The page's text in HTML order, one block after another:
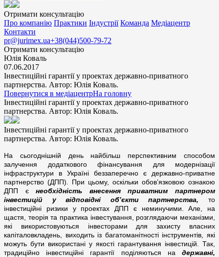
Отримати консультацію
Про компанію Практики Індустрії Команда Медіацентр
Контакти
pr@jurimex.ua+38(044)500-79-72
Отримати консультацію
Юлія Коваль
07.06.2017
Інвестиційні гарантії у проектах державно-приватного
партнерства. Автор: Юлія Коваль.
Повернутися в медіацентрНа головну
Інвестиційні гарантії у проектах державно-приватного
партнерства. Автор: Юлія Коваль.
Інвестиційні гарантії у проектах державно-приватного
партнерства. Автор: Юлія Коваль.
На сьогоднішній день найбільш перспективним способом
залучення додаткового фінансування для модернізації
інфраструктури в Україні беззаперечно є державно-приватне
партнерство (ДПП). При цьому, оскільки обов’язковою ознакою
ДПП єнеобхідність внесення приватним партнером
інвестицій у відповідні об’єкти партнерства, то
інвестиційні ризики у проектах ДПП є неминучими. Але, на
щастя, теорія та практика інвестування, розглядаючи механізми,
які використовуються інвесторами для захисту власних
капіталовкладень, виходить із багатоманітності інструментів, які
можуть бути використані у якості гарантування інвестицій. Так,
традиційно інвестиційні гарантії поділяються на державні,